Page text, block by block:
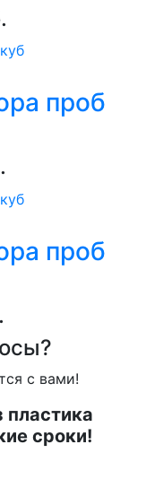
проб
проб
с вами!
пластика
сроки!